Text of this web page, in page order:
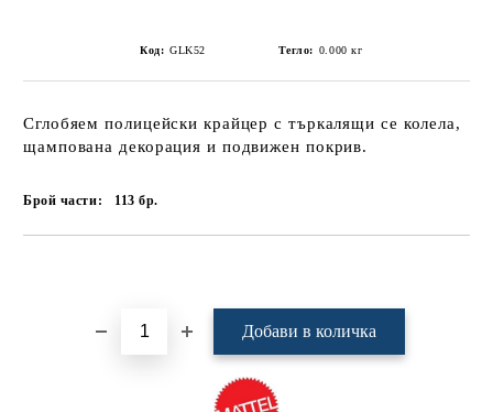
Код: GLK52 Тегло: 0.000 кг
Сглобяем полицейски крайцер с търкалящи се колела,
щампована декорация и подвижен покрив.
Брой части: 113бр.